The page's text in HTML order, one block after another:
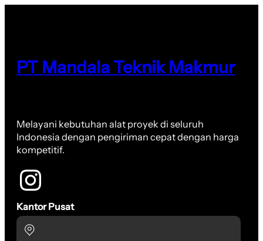
PT Mandala Teknik Makmur
Melayani kebutuhan alat proyek di seluruh
Indonesia dengan pengiriman cepat dengan harga
kompetitif.
Kantor Pusat